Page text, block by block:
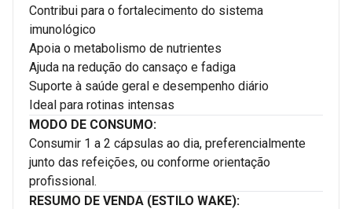
Contribui para o fortalecimento do sistema
imunológico
Apoia o metabolismo de nutrientes
Ajuda na redução do cansaço e fadiga
Suporte à saúde geral e desempenho diário
Ideal para rotinas intensas
MODO DE CONSUMO:
Consumir 1 a 2 cápsulas ao dia, preferencialmente
junto das refeições, ou conforme orientação
profissional.
RESUMO DE VENDA (ESTILO WAKE):